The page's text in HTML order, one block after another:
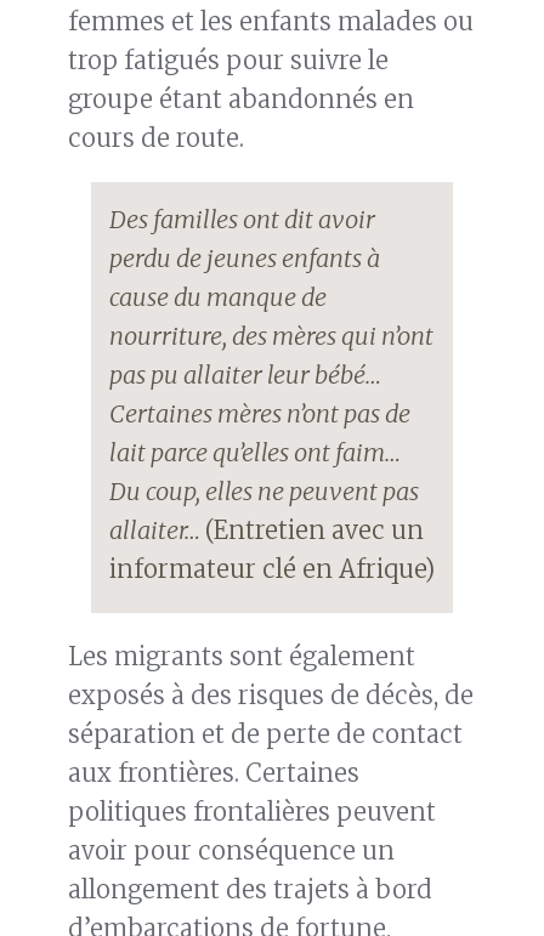
femmes et les enfants malades ou
trop fatigués pour suivre le
groupe étant abandonnés en
cours de route.
Des familles ont dit avoir
perdu de jeunes enfants à
cause du manque de
nourriture, des mères qui n’ont
pas pu allaiter leur bébé…
Certaines mères n’ont pas de
lait parce qu’elles ont faim…
Du coup, elles ne peuvent pas
allaiter… (Entretien avec un
informateur clé en Afrique)
Les migrants sont également
exposés à des risques de décès, de
séparation et de perte de contact
aux frontières. Certaines
politiques frontalières peuvent
avoir pour conséquence un
allongement des trajets à bord
d’embarcations de fortune,